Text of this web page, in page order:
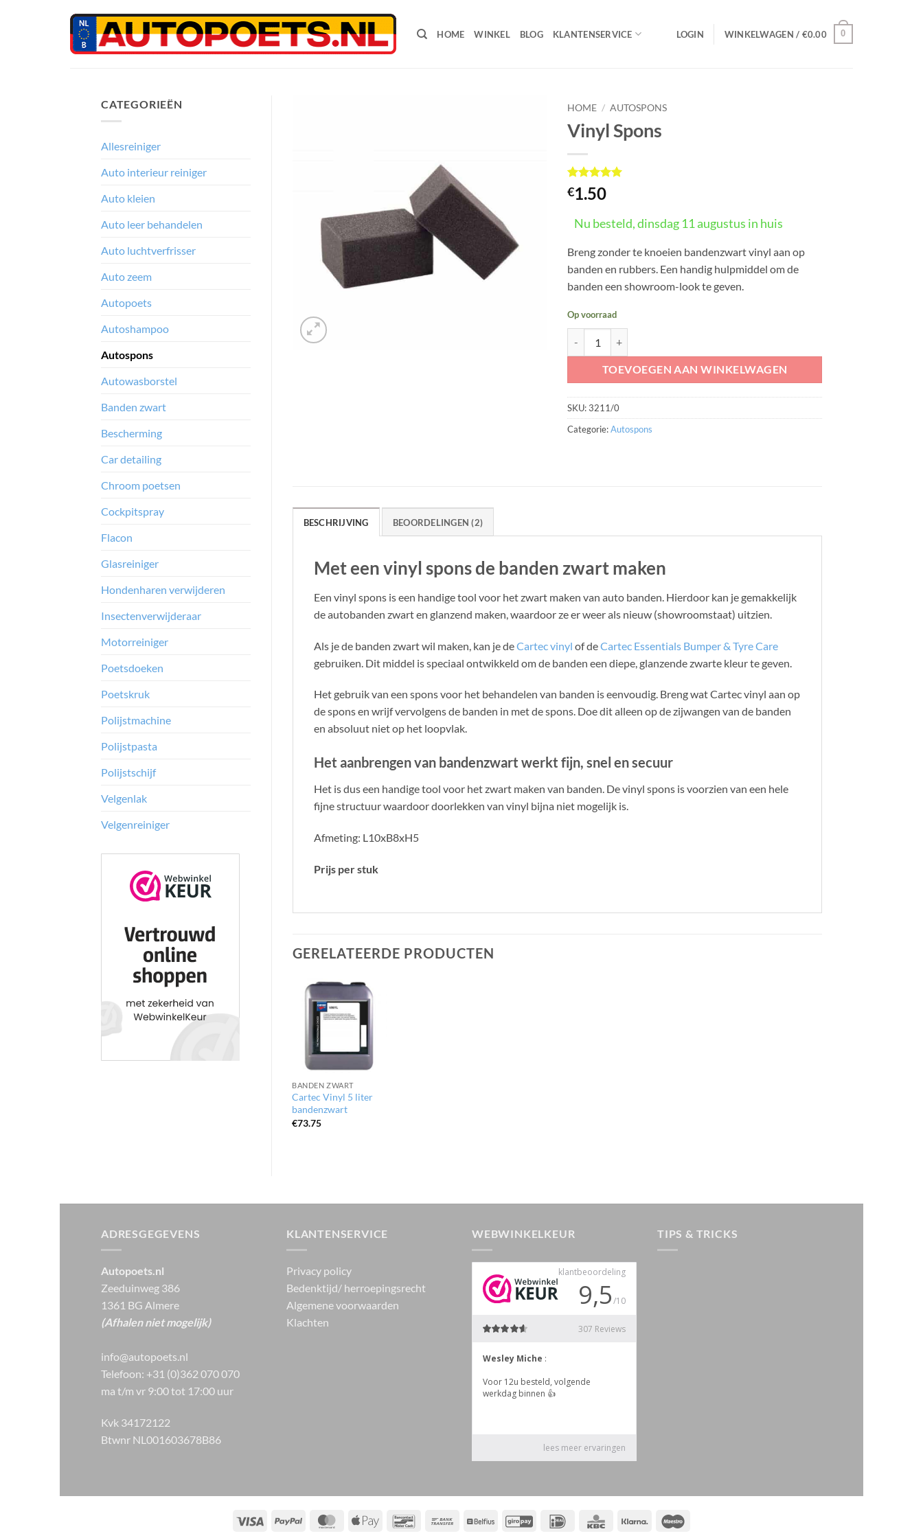
naar
inhoud
HOME WINKEL BLOG KLANTENSERVICE LOGIN WINKELWAGEN / €0.00 0
CATEGORIEËN
Allesreiniger
Auto interieur reiniger
Auto kleien
Auto leer behandelen
Auto luchtverfrisser
Auto zeem
Autopoets
Autoshampoo
Autospons
Autowasborstel
Banden zwart
Bescherming
Car detailing
Chroom poetsen
Cockpitspray
Flacon
Glasreiniger
Hondenharen verwijderen
Insectenverwijderaar
Motorreiniger
Poetsdoeken
Poetskruk
Polijstmachine
Polijstpasta
Polijstschijf
Velgenlak
Velgenreiniger
HOME / AUTOSPONS
Vinyl Spons
Gewaardeerd
5op 5
op
2
klant
€1.50
Nu besteld, dinsdag 11 augustus in huis
Breng zonder te knoeien bandenzwart vinyl aan op
banden en rubbers. Een handig hulpmiddel om de
banden een showroom-look te geven.
Op voorraad
TOEVOEGEN AAN WINKELWAGEN
SKU:3211/0
Categorie:Autospons
BESCHRIJVING BEOORDELINGEN (2)
Met een vinyl spons de banden zwart maken
Een vinyl spons is een handige tool voor het zwart maken van auto banden. Hierdoor kan je gemakkelijk
de autobanden zwart en glanzend maken, waardoor ze er weer als nieuw (showroomstaat) uitzien.
Als je de banden zwart wil maken, kan je deCartec vinyl of deCartec Essentials Bumper & Tyre Care
gebruiken. Dit middel is speciaal ontwikkeld om de banden een diepe, glanzende zwarte kleur te geven.
Het gebruik van een spons voor het behandelen van banden is eenvoudig. Breng wat Cartec vinyl aan op
de spons en wrijf vervolgens de banden in met de spons. Doe dit alleen op de zijwangen van de banden
en absoluut niet op het loopvlak.
Het aanbrengen van bandenzwart werkt fijn, snel en secuur
Het is dus een handige tool voor het zwart maken van banden. De vinyl spons is voorzien van een hele
fijne structuur waardoor doorlekken van vinyl bijna niet mogelijk is.
Afmeting: L10xB8xH5
Prijs per stuk
GERELATEERDE PRODUCTEN
BANDEN ZWART
Cartec Vinyl 5 liter
bandenzwart
€73.75
ADRESGEGEVENS
Autopoets.nl
Zeeduinweg 386
1361 BG Almere
(Afhalen niet mogelijk)
info@autopoets.nl
Telefoon: +31 (0)362 070 070
ma t/m vr 9:00 tot 17:00 uur
Kvk 34172122
Btwnr NL001603678B86
KLANTENSERVICE
Privacy policy
Bedenktijd/ herroepingsrecht
Algemene voorwaarden
Klachten
WEBWINKELKEUR TIPS & TRICKS
Visa PayPal MasterCardApple
BancontactBank
Belfius GiroPay IDeal KBC Klarna